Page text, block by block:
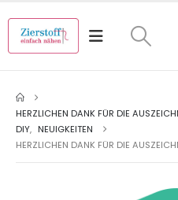
HERZLICHEN DANK FÜR DIE
DIY, NEUIGKEITEN
HERZLICHEN DANK FÜR DIE